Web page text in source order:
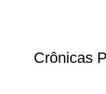
Crônicas